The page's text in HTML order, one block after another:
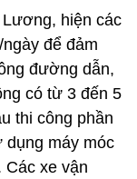
hiện các
để đảm
đường dẫn,
có từ 3 đến 5
thi công phần
dụng máy móc
Các xe vận